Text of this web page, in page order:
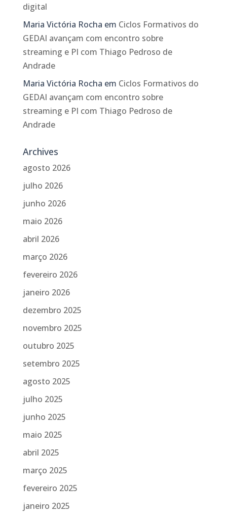
digital
Maria Victória Rocha em Ciclos Formativos do
GEDAI avançam com encontro sobre
streaming e PI com Thiago Pedroso de
Andrade
Maria Victória Rocha em Ciclos Formativos do
GEDAI avançam com encontro sobre
streaming e PI com Thiago Pedroso de
Andrade
Archives
agosto 2026
julho 2026
junho 2026
maio 2026
abril 2026
março 2026
fevereiro 2026
janeiro 2026
dezembro 2025
novembro 2025
outubro 2025
setembro 2025
agosto 2025
julho 2025
junho 2025
maio 2025
abril 2025
março 2025
fevereiro 2025
janeiro 2025